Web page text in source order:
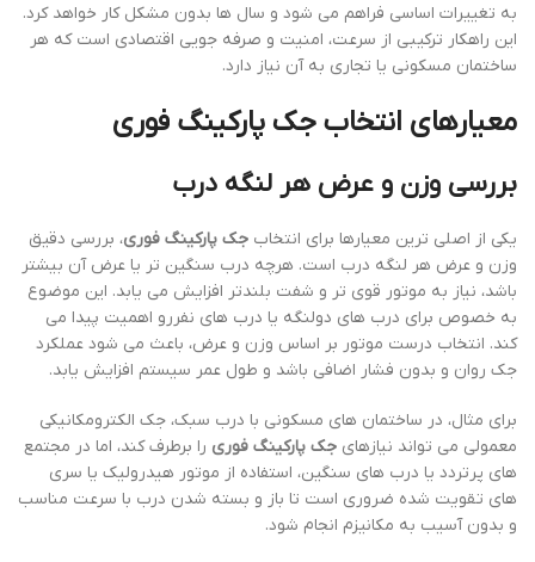
به تغییرات اساسی فراهم می شود و سال ها بدون مشکل کار خواهد کرد.
این راهکار ترکیبی از سرعت، امنیت و صرفه جویی اقتصادی است که هر
ساختمان مسکونی یا تجاری به آن نیاز دارد.
معیارهای انتخاب جک پارکینگ فوری
بررسی وزن و عرض هر لنگه درب
یکی از اصلی ترین معیارها برای انتخاب جک پارکینگ فوری، بررسی دقیق
وزن و عرض هر لنگه درب است. هرچه درب سنگین تر یا عرض آن بیشتر
باشد، نیاز به موتور قوی تر و شفت بلندتر افزایش می یابد. این موضوع
به خصوص برای درب های دولنگه یا درب های نفررو اهمیت پیدا می
کند. انتخاب درست موتور بر اساس وزن و عرض، باعث می شود عملکرد
جک روان و بدون فشار اضافی باشد و طول عمر سیستم افزایش یابد.
برای مثال، در ساختمان های مسکونی با درب سبک، جک الکترومکانیکی
معمولی می تواند نیازهای جک پارکینگ فوری را برطرف کند، اما در مجتمع
های پرتردد یا درب های سنگین، استفاده از موتور هیدرولیک یا سری
های تقویت شده ضروری است تا باز و بسته شدن درب با سرعت مناسب
و بدون آسیب به مکانیزم انجام شود.